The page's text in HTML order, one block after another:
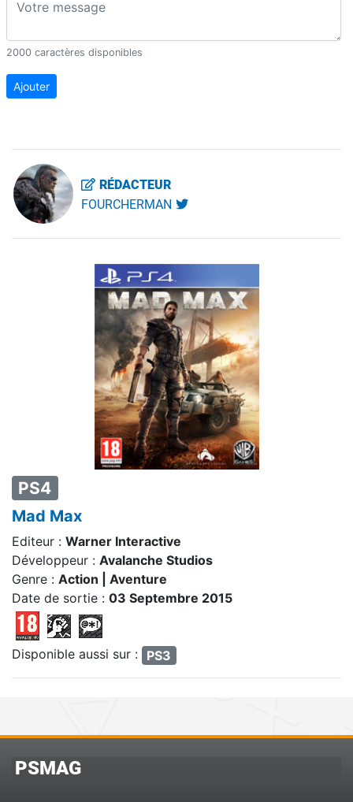
RÉDACTEUR
FOURCHERMAN
PS4
Mad Max
Editeur : Warner Interactive
Développeur : Avalanche Studios
Genre : Action | Aventure
Date de sortie : 03 Septembre 2015
Disponible aussi sur : PS3
2000 caractères disponibles
Ajouter
PSMAG